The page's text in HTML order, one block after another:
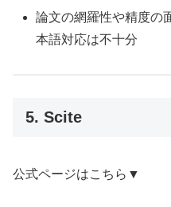
論文の網羅性や精度の
本語対応は不十分
5. Scite
公式ページはこちら▼